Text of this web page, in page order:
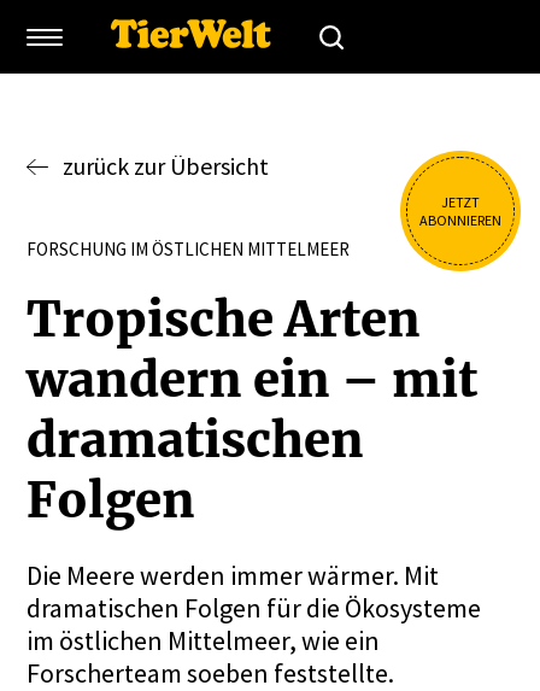
JETZT
ABONNIEREN
zurück zur Übersicht
FORSCHUNG IM ÖSTLICHEN MITTELMEER
Tropische Arten
wandern ein – mit
drama­ti­schen
Folgen
Die Meere werden immer wärmer. Mit
dramatischen Folgen für die Ökosysteme
im östlichen Mittelmeer, wie ein
Forscherteam soeben feststellte.